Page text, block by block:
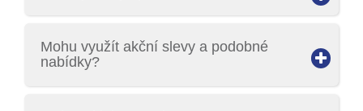
Mohu využít akční slevy a podobné
nabídky?